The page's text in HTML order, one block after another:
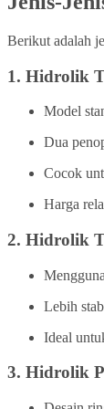
Berikut adalah
1. Hidrolik
Model
Dua
Cocok
Harga
2. Hidrolik
Lebih
Ideal
3. Hidrolik